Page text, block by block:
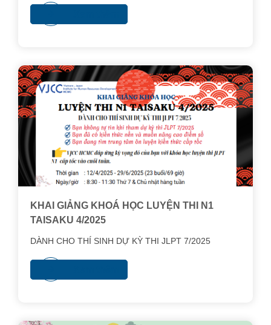
xúc, gặp gỡ, giao lưu và mở rộng quan hệ kinh doanh
kiến thức tiếng Nhật khá tốt và am hiểu nền văn hóa
của cả 2 quốc gia. Để nhận được mức lương cao đòi
hỏi người phiên dịch viên không ngừng phấn đấu, học
hỏi để có bản dịch thật chuẩn xác, có đạo đức nghề
nghiệp và vốn kiến thức tổng hợp rộng, tâm lý vững
vàng để bình tĩnh xử lý trong tình huống, giải quyết khi
có sự cố gặp tai nạn nghề nghiệp.Khóa học Biên-
Phiên dịch Nhật ngữ Thương mại tại Phân viện VJCC
tại TP. HCM (gọi tắt là VJCC-HCMC) sẽ trang bị cho
bạn nhiều kiến thức, kinh nghiệm cho nghề phiên dịch
tiếng Nhật vốn đang có nhu cầu tuyển dụng không
KHAI GIẢNG KHOÁ HỌC LUYỆN THI N1
TAISAKU 4/2025
DÀNH CHO THÍ SINH DỰ KỲ THI JLPT 7/2025